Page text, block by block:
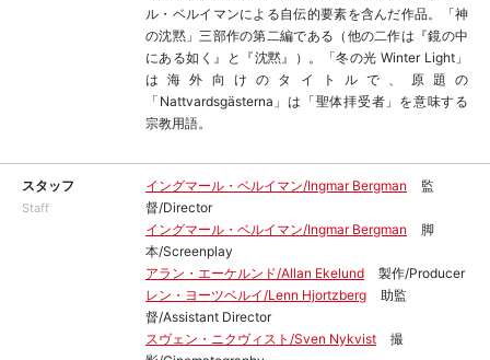
ル・ベルイマンによる自伝的要素を含んだ作品。「神
の沈黙」三部作の第二編である（他の二作は『鏡の中
にある如く』と『沈黙』）。「冬の光 Winter Light」
は海外向けのタイトルで、原題の
「Nattvardsgästerna」は「聖体拝受者」を意味する
宗教用語。
スタッフ
Staff
イングマール・ベルイマン/Ingmar Bergman
監
督/Director
イングマール・ベルイマン/Ingmar Bergman
脚
本/Screenplay
アラン・エーケルンド/Allan Ekelund
製作/Producer
レン・ヨーツベルイ/Lenn Hjortzberg
助監
督/Assistant Director
スヴェン・ニクヴィスト/Sven Nykvist
撮